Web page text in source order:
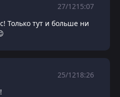
27/1215:07
тут и больше ни
25/1218:26